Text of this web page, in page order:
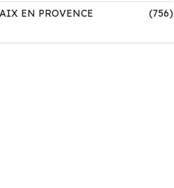
EN PROVENCE
(756)